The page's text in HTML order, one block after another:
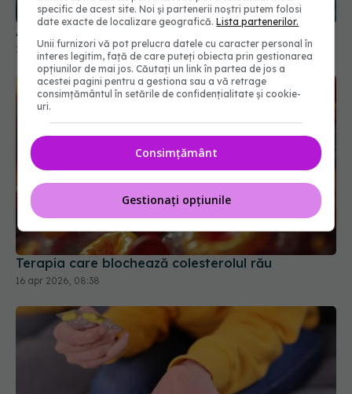
18 feb 2026, 12:11
Terapia care blochează colesterolul rău
16 apr 2026, 08:38
specific de acest site. Noi și partenerii noștri putem folosi
date exacte de localizare geografică.Lista partenerilor.
Unii furnizori vă pot prelucra datele cu caracter personal în
interes legitim, față de care puteți obiecta prin gestionarea
opțiunilor de mai jos. Căutați un link în partea de jos a
acestei pagini pentru a gestiona sau a vă retrage
consimțământul în setările de confidențialitate și cookie-
uri.
Consimțământ
Gestionați opțiunile